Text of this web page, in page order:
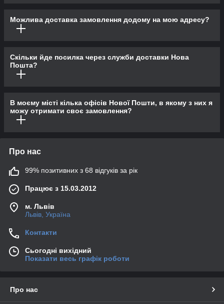
Можлива доставка замовлення додому на мою адресу?
Скільки йде посилка через служби доставки Нова
Пошта?
В моєму місті кілька офісів Нової Пошти, в якому з них я
можу отримати своє замовлення?
Про нас
99% позитивних з 68 відгуків за рік
Працює з 15.03.2012
м. Львів
Львів, Україна
Контакти
Сьогодні вихідний
Показати весь графік роботи
Про нас